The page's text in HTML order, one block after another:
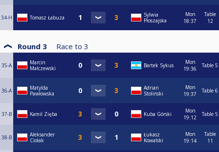
34-H Tomasz Łabuza
Sylwia
Płoszajska
Mon
18:37
Table
12
Round 3 Race to 3
35-A
Marcin
Malczewski
Bartek Sykus
Mon
19:36
Table 5
36-A
Matylda
Pawłowska
Adrian
Stoliński
Mon
19:37
Table 6
37-B Kamil Zięba Kuba Górski
Mon
19:12
Table 5
38-B
Aleksander
Ciołak
Łukasz
Kowalski
Mon
19:14
Table
11